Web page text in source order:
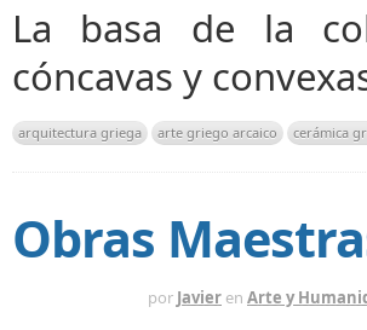
La basa de la
cóncavas y
arquitectura griega arte griego arcaico cerámica
Obras
por Javier en Arte y